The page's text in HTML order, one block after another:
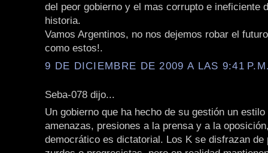
del peor gobierno y el mas corrupto e ineficiente
historia.
Vamos Argentinos, no nos dejemos robar el
como estos!.
9 DE DICIEMBRE DE 2009 A LAS 9:41
Seba-078 dijo...
Un gobierno que ha hecho de su gestión un
amenazas, presiones a la prensa y a la
democrático es dictatorial. Los K se disfrazan de